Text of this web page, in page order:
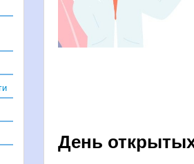
День